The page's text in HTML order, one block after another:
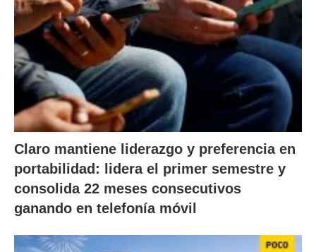
Claro mantiene liderazgo y preferencia en
portabilidad: lidera el primer semestre y
consolida 22 meses consecutivos
ganando en telefonía móvil